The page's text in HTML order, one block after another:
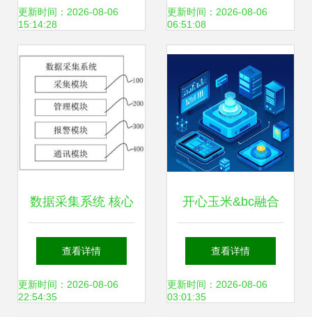
键技术
更新时间：2026-08-06
15:14:28
端PDA程序下载及
选购指南
更新时间：2026-08-06
06:51:08
数据采集系统 核心
架构与应用实践
查看详情
更新时间：2026-08-06
22:54:35
开心玉米&bc融合
数字化连锁 商业创
新与社会责任共举
查看详情
更新时间：2026-08-06
03:01:35